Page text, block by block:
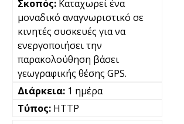
Καταχωρεί ένα
μοναδικό αναγνωριστικό σε
κινητές συσκευές για να
ενεργοποιήσει την
παρακολούθηση βάσει
γεωγραφικής θέσης GPS.
1 ημέρα
HTTP